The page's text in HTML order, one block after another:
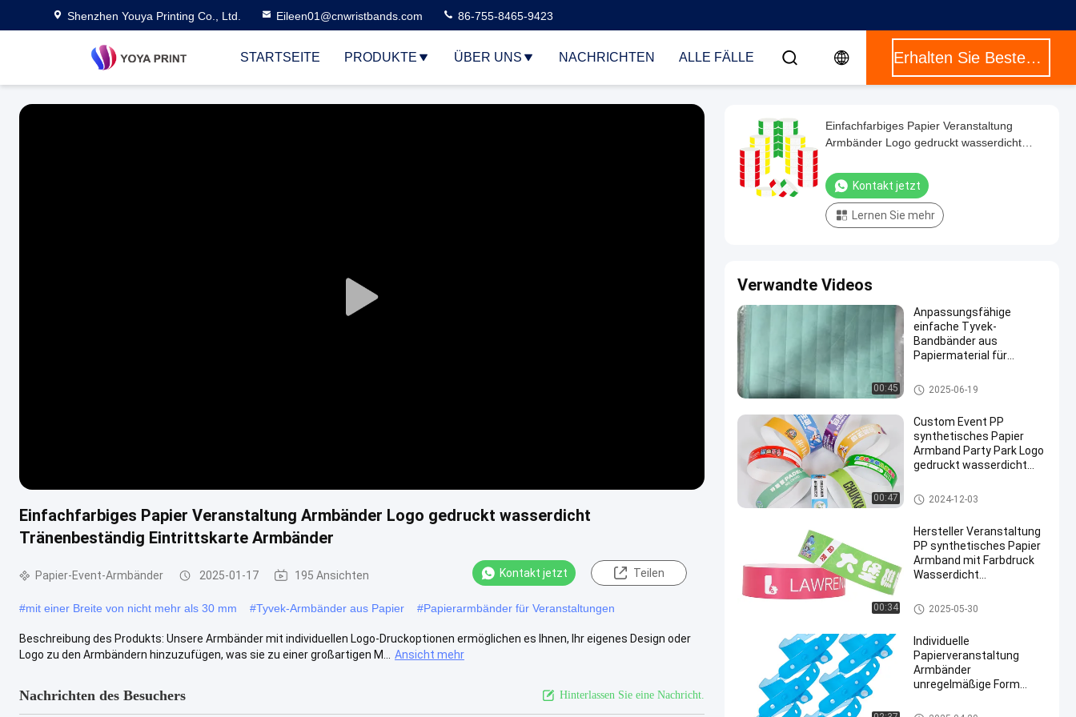
Shenzhen Youya Printing Co., Ltd. Eileen01@cnwristbands.com 86-755-8465-9423
STARTSEITE PRODUKTE ÜBER UNS NACHRICHTEN ALLE FÄLLE Erhalten Sie Besten Preis
Play
Einfachfarbiges Papier Veranstaltung Armbänder Logo gedruckt wasserdicht
Tränenbeständig Eintrittskarte Armbänder
Papier-Event-Armbänder 2025-01-17 195 Ansichten Kontakt jetzt Teilen
#mit einer Breite von nicht mehr als 30 mm #Tyvek-Armbänder aus Papier #Papierarmbänder für Veranstaltungen
Beschreibung des Produkts: Unsere Armbänder mit individuellen Logo-Druckoptionen ermöglichen es Ihnen, Ihr eigenes Design oder
Logo zu den Armbändern hinzuzufügen, was sie zu einer großartigen M...
Ansicht mehr
Nachrichten des Besuchers Hinterlassen Sie eine Nachricht.
Einfachfarbiges Papier Veranstaltung
Armbänder Logo gedruckt wasserdicht
Kontakt jetzt
Lernen Sie mehr
Verwandte Videos
00:45
Anpassungsfähige
einfache Tyvek-
Bandbänder aus
Papiermaterial für
wasserdichte
Veranstaltungssicherheit
Tyvek-Papier-Armbänder
2025-06-19
00:47
Custom Event PP
synthetisches Papier
Armband Party Park Logo
gedruckt wasserdicht
Eintritt Armbänder
Papier-Event-Armbänder
2024-12-03
00:34
Hersteller Veranstaltung
PP synthetisches Papier
Armband mit Farbdruck
Wasserdicht
Einlass Armband
Papier-Event-Armbänder
2025-05-30
Individuelle
Papierveranstaltung
Armbänder
unregelmäßige Form
Oberflächenbehandlung
Papier-Event-Armbänder